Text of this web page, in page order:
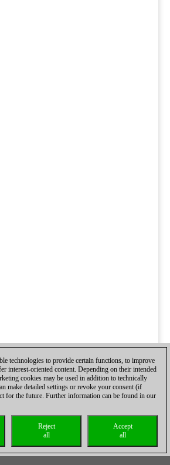
technologies to provide certain functions, to improve
interest-oriented content. Depending on their intended
cookies may be used in addition to technically
make detailed settings or revoke your consent (if
for the future. Further information can be found in our
Accept
all
Reject
all